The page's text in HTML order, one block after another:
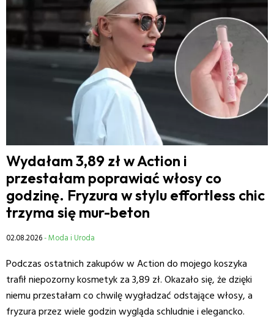
Wydałam 3,89 zł w Action i
przestałam poprawiać włosy co
godzinę. Fryzura w stylu effortless chic
trzyma się mur-beton
02.08.2026- Moda i Uroda
Podczas ostatnich zakupów w Action do mojego koszyka
trafił niepozorny kosmetyk za 3,89 zł. Okazało się, że dzięki
niemu przestałam co chwilę wygładzać odstające włosy, a
fryzura przez wiele godzin wygląda schludnie i elegancko.